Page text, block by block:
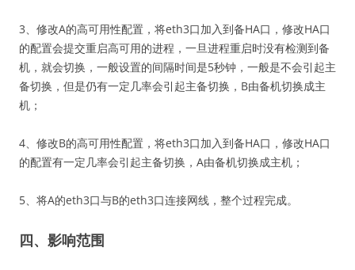
3、修改A的高可用性配置，将eth3口加入到备HA口，修改HA口
的配置会提交重启高可用的进程，一旦进程重启时没有检测到备
机，就会切换，一般设置的间隔时间是5秒钟，一般是不会引起主
备切换，但是仍有一定几率会引起主备切换，B由备机切换成主
机；
4、修改B的高可用性配置，将eth3口加入到备HA口，修改HA口
的配置有一定几率会引起主备切换，A由备机切换成主机；
5、将A的eth3口与B的eth3口连接网线，整个过程完成。
四、影响范围